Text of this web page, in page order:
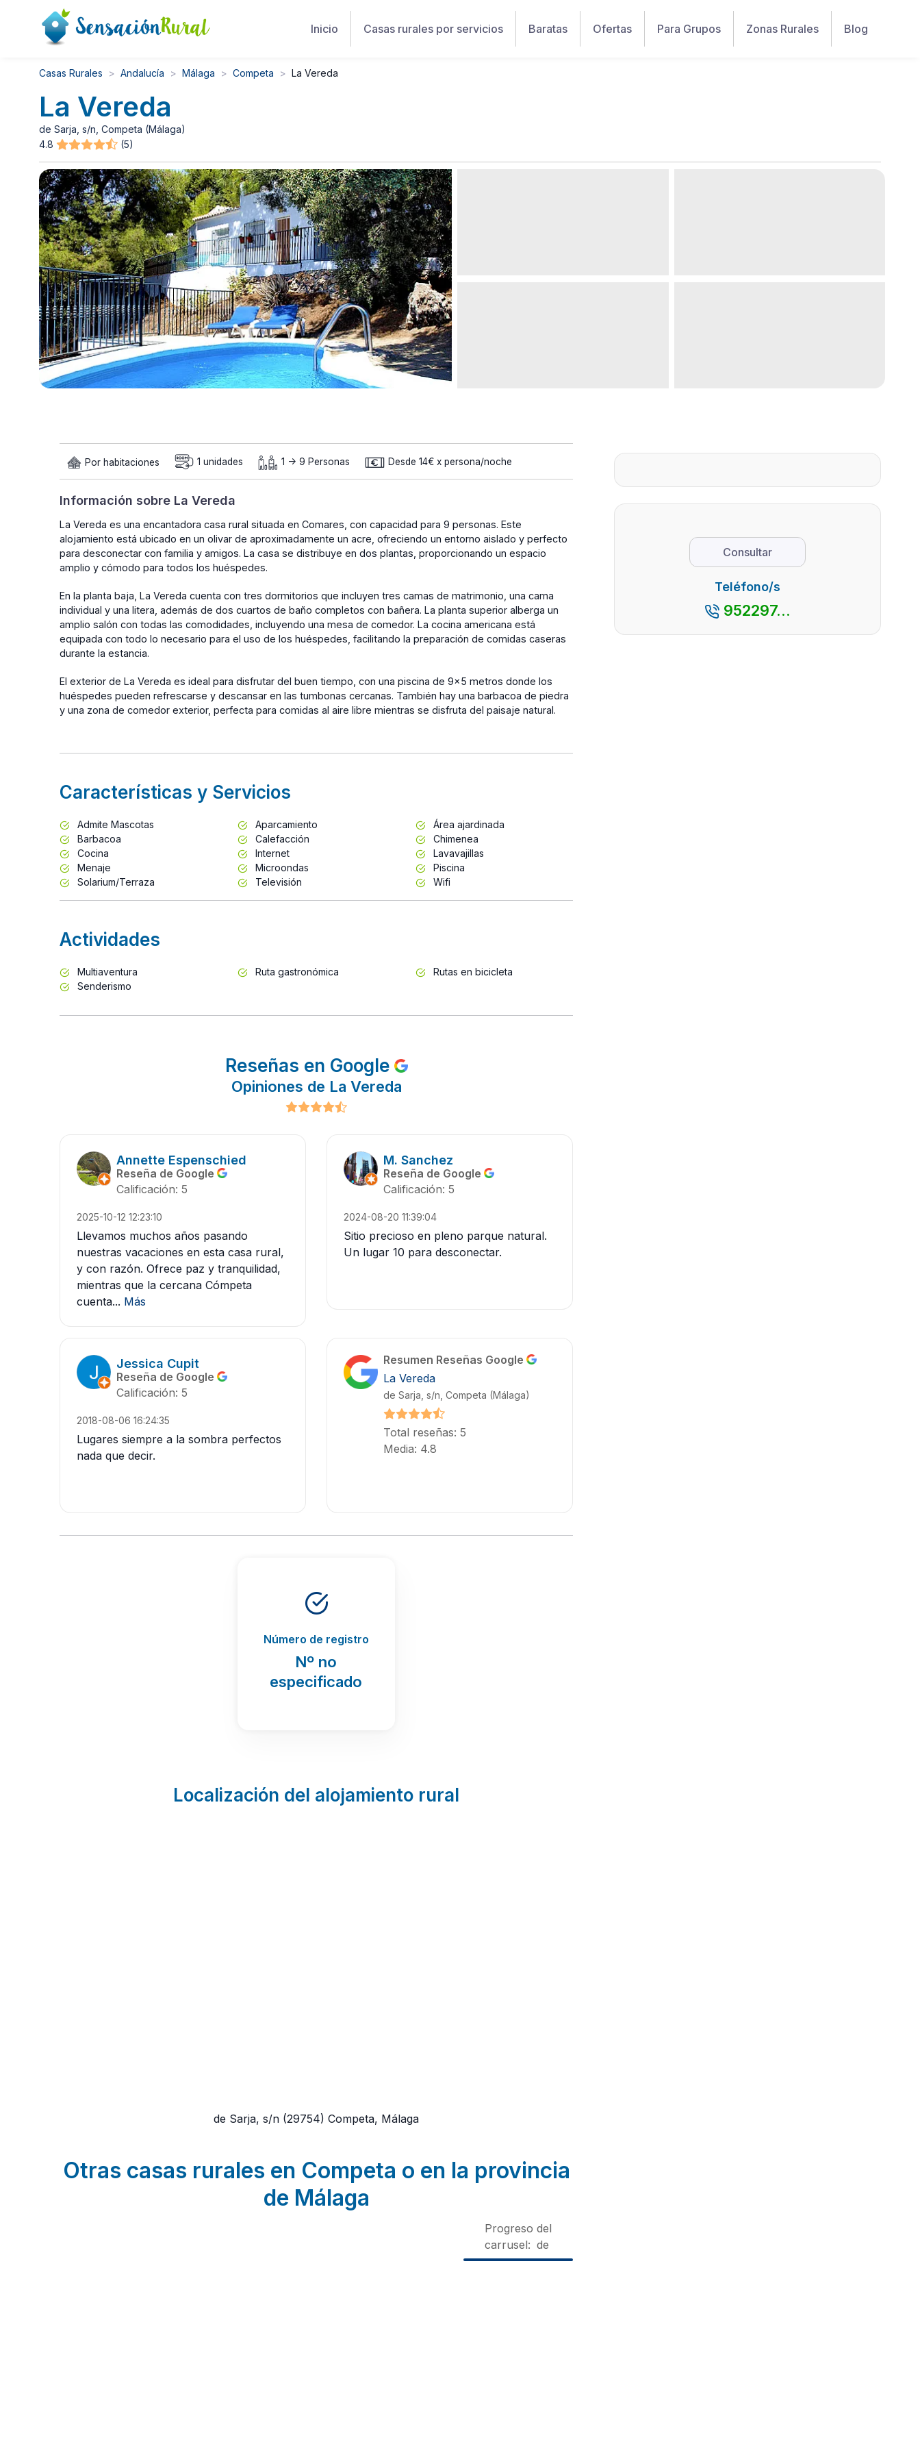
Inicio Casas rurales por servicios Baratas Ofertas Para Grupos Zonas Rurales Blog
Casas Rurales Andalucía Málaga Competa La Vereda
La Vereda
de Sarja, s/n, Competa (Málaga)
4.8
(5)
Por habitaciones 1 unidades 1 -> 9 Personas Desde 14€ x persona/noche
Información sobre La Vereda
La Vereda es una encantadora casa rural situada en Comares, con capacidad para 9 personas. Este
alojamiento está ubicado en un olivar de aproximadamente un acre, ofreciendo un entorno aislado y perfecto
para desconectar con familia y amigos. La casa se distribuye en dos plantas, proporcionando un espacio
amplio y cómodo para todos los huéspedes.
En la planta baja, La Vereda cuenta con tres dormitorios que incluyen tres camas de matrimonio, una cama
individual y una litera, además de dos cuartos de baño completos con bañera. La planta superior alberga un
amplio salón con todas las comodidades, incluyendo una mesa de comedor. La cocina americana está
equipada con todo lo necesario para el uso de los huéspedes, facilitando la preparación de comidas caseras
durante la estancia.
El exterior de La Vereda es ideal para disfrutar del buen tiempo, con una piscina de 9x5 metros donde los
huéspedes pueden refrescarse y descansar en las tumbonas cercanas. También hay una barbacoa de piedra
y una zona de comedor exterior, perfecta para comidas al aire libre mientras se disfruta del paisaje natural.
Características y Servicios
Admite Mascotas Aparcamiento
Área ajardinada
Barbacoa
Calefacción
Chimenea
Cocina
Internet
Lavavajillas
Menaje
Microondas
Piscina
Solarium/Terraza
Televisión Wifi
Actividades
Multiaventura Ruta gastronómica
Rutas en bicicleta
Senderismo
Reseñas en Google
Opiniones de La Vereda
Annette Espenschied
Reseña de Google
Calificación: 5
2025-10-12 12:23:10
Llevamos muchos años pasando
nuestras vacaciones en esta casa rural,
y con razón. Ofrece paz y tranquilidad,
mientras que la cercana Cómpeta
cuenta... Más
M. Sanchez
Reseña de Google
Calificación: 5
2024-08-20 11:39:04
Sitio precioso en pleno parque natural.
Un lugar 10 para desconectar.
Jessica Cupit
Reseña de Google
Calificación: 5
2018-08-06 16:24:35
Lugares siempre a la sombra perfectos
nada que decir.
Resumen Reseñas Google
La Vereda
de Sarja, s/n, Competa (Málaga)
Total reseñas: 5
Media: 4.8
Número de registro
Nº no
especificado
Localización del alojamiento rural
de Sarja, s/n (29754) Competa, Málaga
Otras casas rurales en Competa o en la provincia
de Málaga
Progreso del
carrusel: de
Consultar
Teléfono/s
952297...